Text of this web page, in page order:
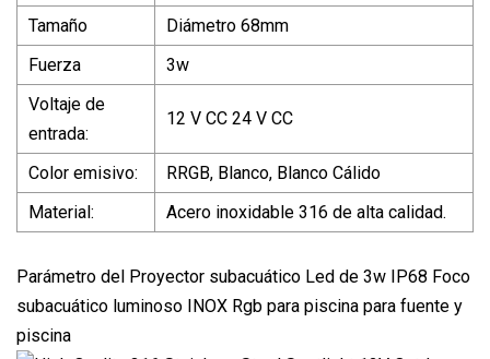
Tamaño
Diámetro 68mm
Fuerza
3w
Voltaje de
entrada:
12 V CC 24 V CC
Color emisivo:
RRGB, Blanco, Blanco Cálido
Material:
Acero inoxidable 316 de alta calidad.
Parámetro del Proyector subacuático Led de 3w IP68 Foco
subacuático luminoso INOX Rgb para piscina para fuente y
piscina